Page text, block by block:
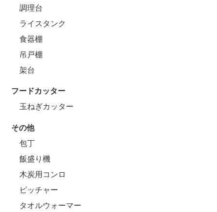
調理台
ライスタンク
食器棚
吊戸棚
架台
フードカッター
玉ねぎカッター
その他
包丁
飯盛り機
木炭用コンロ
ピッチャー
タオルウォーマー